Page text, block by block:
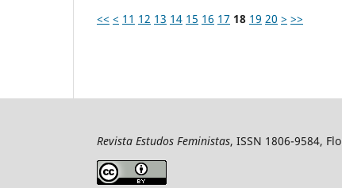
<< < 11 12 13 14 15 16 17 18 19 20 > >>
Revista Estudos Feministas, ISSN 1806-9584,